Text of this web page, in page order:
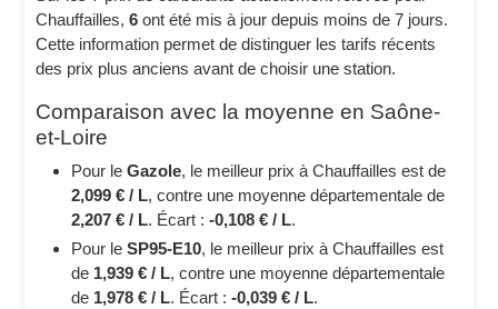
Chauffailles,6 ont été mis à jour depuis moins de 7 jours.
Cette information permet de distinguer les tarifs récents
des prix plus anciens avant de choisir une station.
Comparaison avec la moyenne en Saône-
et-Loire
Pour leGazole, le meilleur prix à Chauffailles est de
2,099 € / L, contre une moyenne départementale de
2,207 € / L. Écart :-0,108 € / L.
Pour leSP95-E10, le meilleur prix à Chauffailles est
de 1,939 € / L, contre une moyenne départementale
de 1,978 € / L. Écart :-0,039 € / L.